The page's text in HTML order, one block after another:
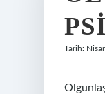
Tarih: